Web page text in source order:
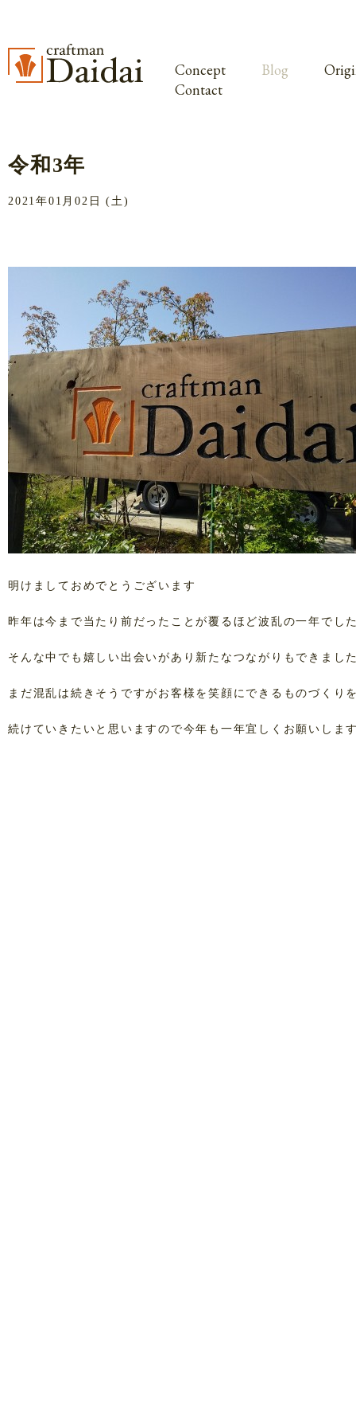
Concept Blog
Contact
令和3年
2021年01月02日 (土)
明けましておめでとうございます
昨年は今まで当たり前だったことが覆るほど波乱の一年でし
そんな中でも嬉しい出会いがあり新たなつながりもできまし
まだ混乱は続きそうですがお客様を笑顔にできるものづくり
続けていきたいと思いますので今年も一年宜しくお願いしま